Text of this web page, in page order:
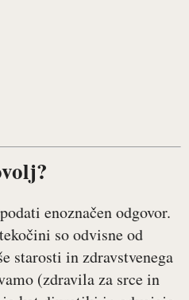
enoznačen odgovor.
so odvisne od
starosti in zdravstvenega
(zdravila za srce in